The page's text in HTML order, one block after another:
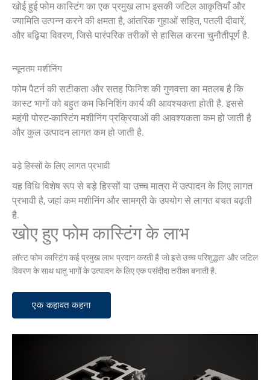
खोई हुई फोम कास्टिंग का एक प्रमुख लाभ इसकी जटिल आकृतियाँ और
ज्यामिति उत्पन्न करने की क्षमता है, आंतरिक गुहाओं सहित, पतली दीवारें,
और बढ़िया विवरण, जिसे पारंपरिक तरीकों से हासिल करना चुनौतीपूर्ण है.
न्यूनतम मशीनिंग
फोम पैटर्न की सटीकता और सतह फिनिश की गुणवत्ता का मतलब है कि
कास्ट भागों को बहुत कम फिनिशिंग कार्य की आवश्यकता होती है. इससे
महंगी पोस्ट-कास्टिंग मशीनिंग प्रक्रियाओं की आवश्यकता कम हो जाती है
और कुल उत्पादन लागत कम हो जाती है.
बड़े हिस्सों के लिए लागत प्रभावी
यह विधि विशेष रूप से बड़े हिस्सों या उच्च मात्रा में उत्पादन के लिए लागत
प्रभावी है, जहां कम मशीनिंग और सामग्री के उपयोग से लागत बचत बढ़ती
है.
खोए हुए फोम कास्टिंग के लाभ
लॉस्ट फोम कास्टिंग कई प्रमुख लाभ प्रदान करती है जो इसे उच्च परिशुद्धता और जटिल
विवरण के साथ धातु भागों के उत्पादन के लिए एक पसंदीदा तरीका बनाती है.
एक कहावत कहना